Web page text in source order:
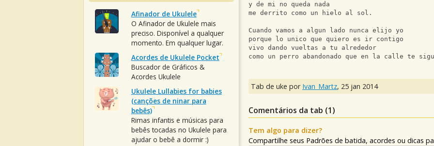
y de mi no queda nada
me derrito como un hielo al sol.
Cuando vamos a algun lado nunca elijo yo
porque lo unico que quiero es ir contigo
vivo dando vueltas a tu alrededor
como un perro abandonado que en la calle te
Tab de uke por Ivan_Martz, 25 jan 2014
Comentários da tab (1)
Tem algo para dizer?
Compartilhe seus Padrões de batida, acordes ou dicas
Afinador de Ukulele
O Afinador de Ukulele mais
preciso. Disponível a qualquer
momento. Em qualquer lugar.
Acordes de Ukulele Pocket
Buscador de Gráficos &
Acordes Ukulele
Ukulele Lullabies for babies
(canções de ninar para
bebês)
Rimas infantis e músicas para
bebês tocadas no Ukulele para
ajudar o bebê a dormir :)